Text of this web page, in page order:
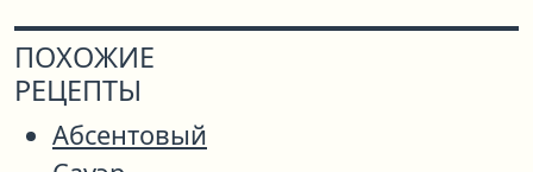
ПОХОЖИЕ
РЕЦЕПТЫ
Абсентовый